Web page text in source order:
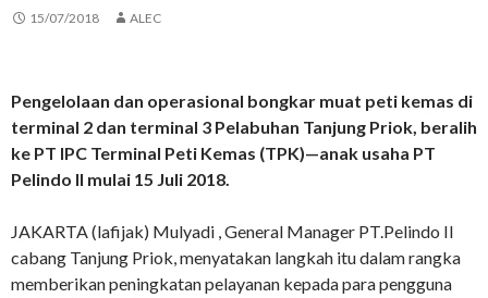
15/07/2018 ALEC
Pengelolaan dan operasional bongkar muat peti kemas di
terminal 2 dan terminal 3 Pelabuhan Tanjung Priok, beralih
ke PT IPC Terminal Peti Kemas (TPK)—anak usaha PT
Pelindo II mulai 15 Juli 2018.
JAKARTA (lafijak) Mulyadi , General Manager PT.Pelindo II
cabang Tanjung Priok, menyatakan langkah itu dalam rangka
memberikan peningkatan pelayanan kepada para pengguna